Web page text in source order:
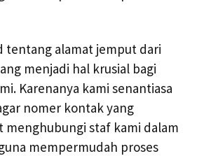
tentang alamat jemput dari
menjadi hal krusial bagi
Karenanya kami senantiasa
nomer kontak yang
menghubungi staf kami dalam
mempermudah proses